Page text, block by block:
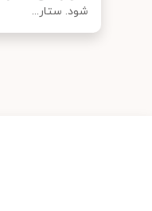
شود. ستار...